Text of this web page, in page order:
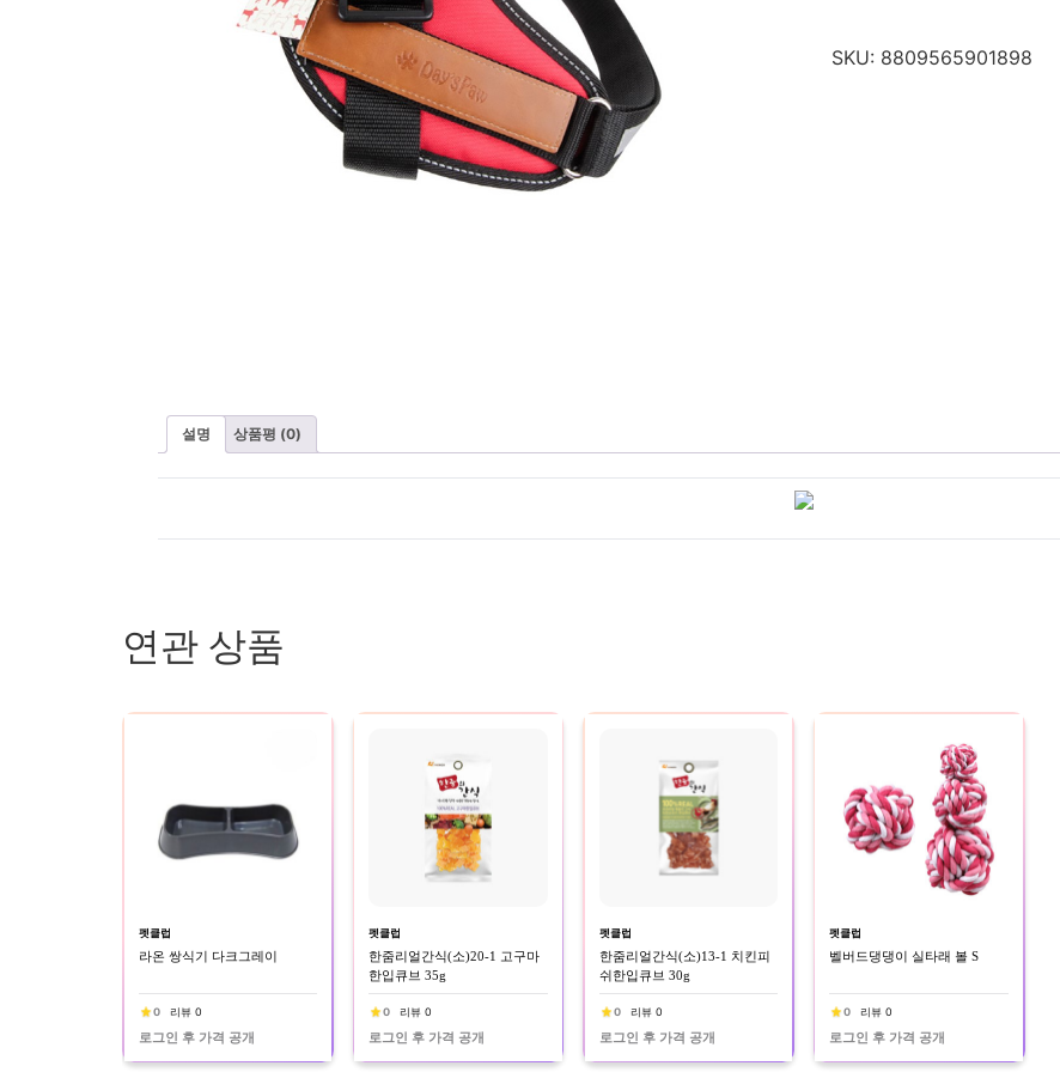
SKU: 8809565901898
설명 상품평 (0)
연관 상품
펫클럽
라온 쌍식기 다크그레이
0 리뷰 0
로그인 후 가격 공개
펫클럽
한줌리얼간식(소)20-1 고구마
한입큐브 35g
0 리뷰 0
로그인 후 가격 공개
펫클럽
한줌리얼간식(소)13-1 치킨피
쉬한입큐브 30g
0 리뷰 0
로그인 후 가격 공개
펫클럽
벨버드댕댕이 실타래 볼 S
0 리뷰 0
로그인 후 가격 공개